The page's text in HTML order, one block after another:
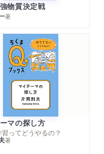
物質決定戦
著
マの探し方
ってどうやるの？
著